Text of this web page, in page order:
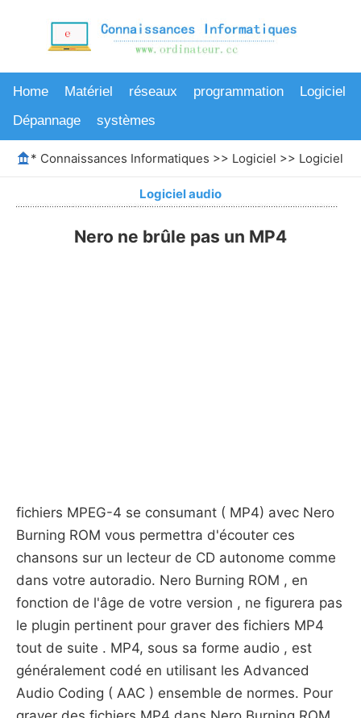
Home Matériel réseaux programmation
Logiciel
Dépannage
systèmes
* Connaissances Informatiques >> Logiciel >> Logiciel
Logiciel audio
Nero ne brûle pas un MP4
fichiers MPEG-4 se consumant ( MP4) avec Nero
Burning ROM vous permettra d'écouter ces
chansons sur un lecteur de CD autonome comme
dans votre autoradio. Nero Burning ROM , en
fonction de l'âge de votre version , ne figurera pas
le plugin pertinent pour graver des fichiers MP4
tout de suite . MP4, sous sa forme audio , est
généralement codé en utilisant les Advanced
Audio Coding ( AAC ) ensemble de normes. Pour